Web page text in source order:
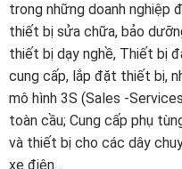
trong những doanh nghiệp
thiết bị sửa chữa, bảo
thiết bị dạy nghề, Thiết bị
cung cấp, lắp đặt thiết bị,
mô hình 3S (Sales -
toàn cầu; Cung cấp phụ
và thiết bị cho các dây
xe điện…